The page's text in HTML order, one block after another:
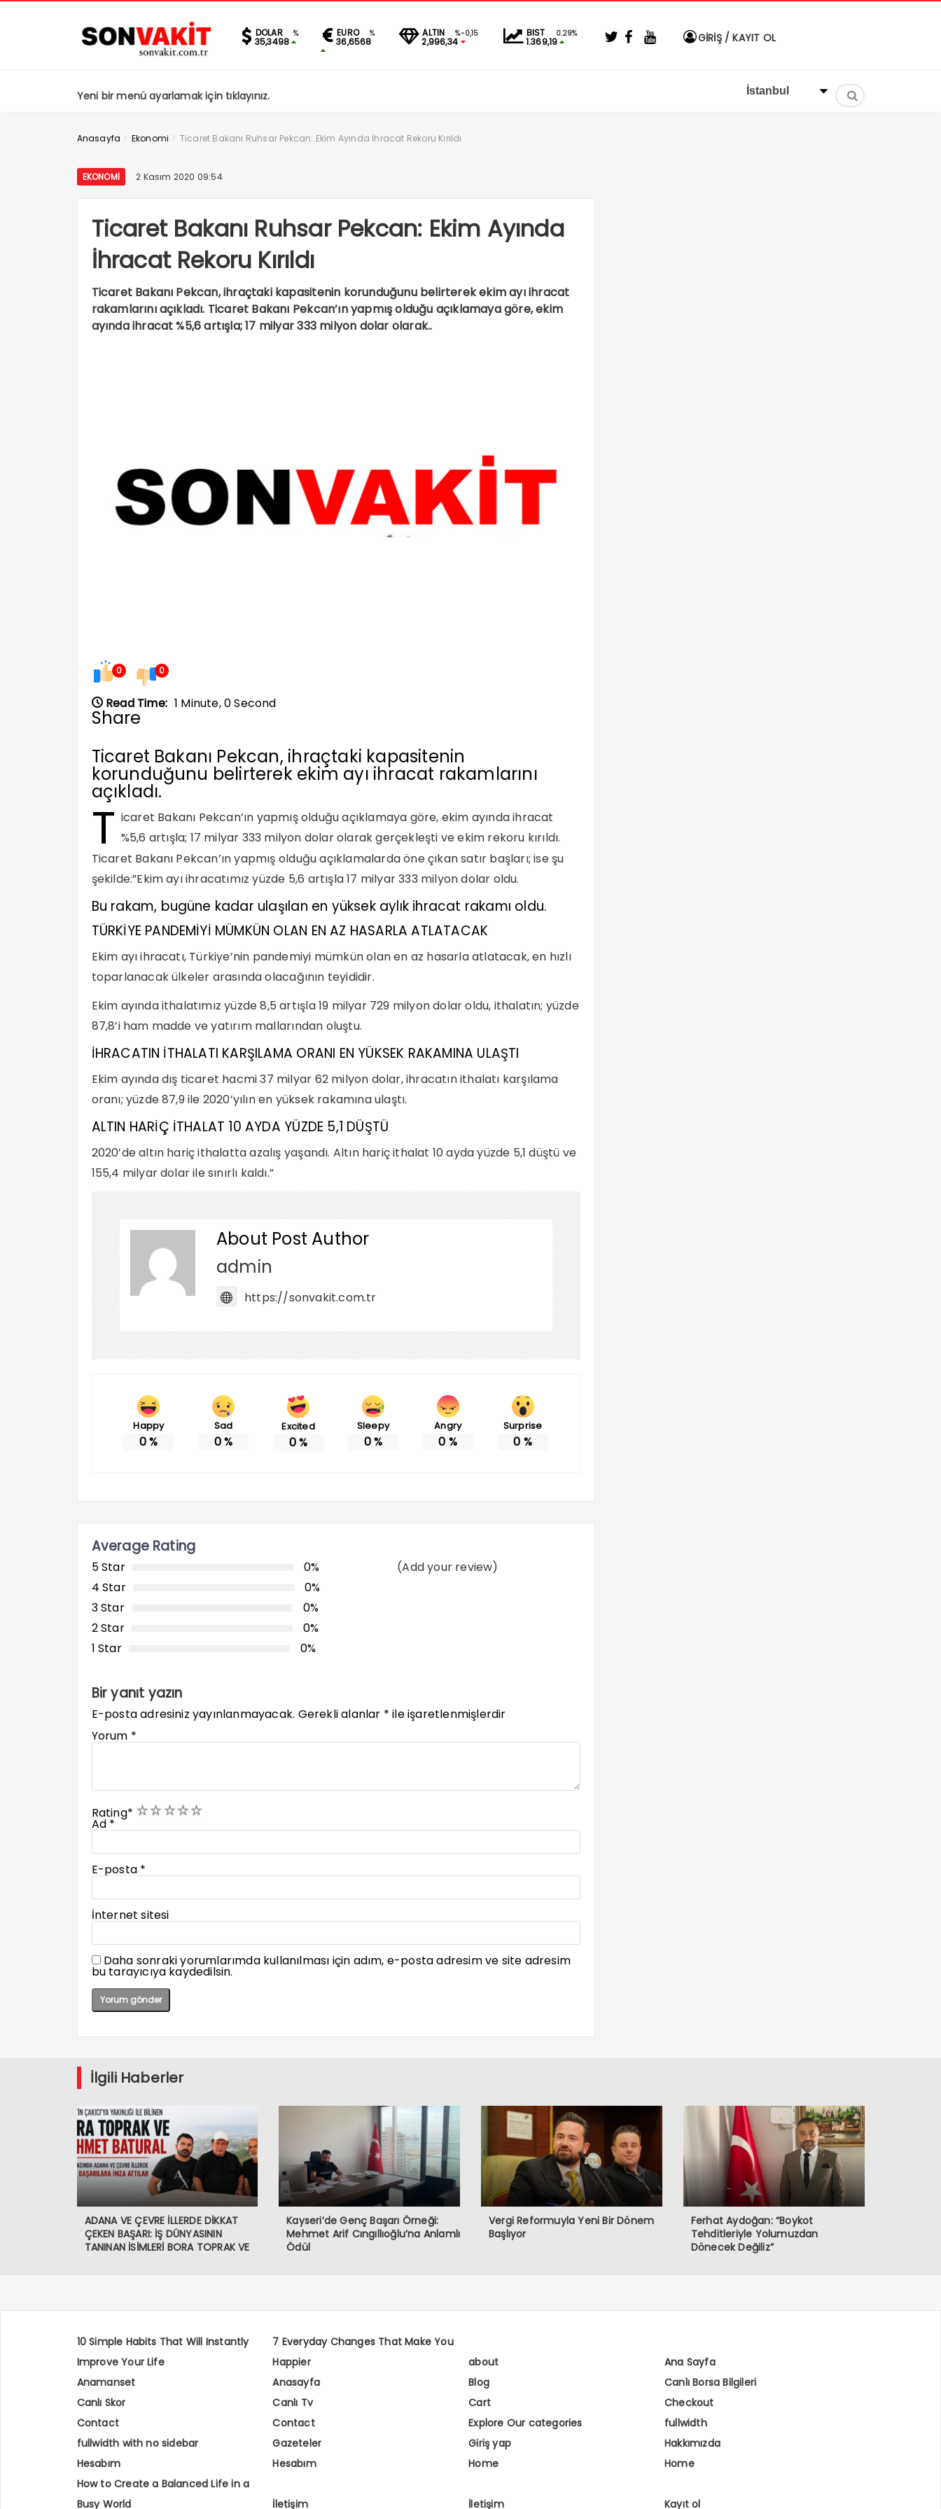
DOLAR %
35,3498
EURO %
36,6568
ALTIN %-0,15
2,996,34
BIST 0.29%
1.369,19 GİRİŞ / KAYIT OL
Yeni bir menü ayarlamak için tıklayınız.
Anasayfa > Ekonomi > Ticaret Bakanı Ruhsar Pekcan: Ekim Ayında İhracat Rekoru Kırıldı
EKONOMI 2 Kasım 2020 09:54
Ticaret Bakanı Ruhsar Pekcan: Ekim Ayında
İhracat Rekoru Kırıldı
Ticaret Bakanı Pekcan, ihraçtaki kapasitenin korunduğunu belirterek ekim ayı ihracat
rakamlarını açıkladı. Ticaret Bakanı Pekcan’ın yapmış olduğu açıklamaya göre, ekim
ayında ihracat %5,6 artışla; 17 milyar 333 milyon dolar olarak..
0 0
Read Time: 1 Minute, 0 Second
Share
Ticaret Bakanı Pekcan, ihraçtaki kapasitenin
korunduğunu belirterek ekim ayı ihracat rakamlarını
açıkladı.
T icaret Bakanı Pekcan’ın yapmış olduğu açıklamaya göre, ekim ayında ihracat
%5,6 artışla; 17 milyar 333 milyon dolar olarak gerçekleşti ve ekim rekoru kırıldı.
Ticaret Bakanı Pekcan’ın yapmış olduğu açıklamalarda öne çıkan satır başları; ise şu
şekilde:”Ekim ayı ihracatımız yüzde 5,6 artışla 17 milyar 333 milyon dolar oldu.
Bu rakam, bugüne kadar ulaşılan en yüksek aylık ihracat rakamı oldu.
TÜRKİYE PANDEMİYİ MÜMKÜN OLAN EN AZ HASARLA ATLATACAK
Ekim ayı ihracatı, Türkiye’nin pandemiyi mümkün olan en az hasarla atlatacak, en hızlı
toparlanacak ülkeler arasında olacağının teyididir.
Ekim ayında ithalatımız yüzde 8,5 artışla 19 milyar 729 milyon dolar oldu, ithalatın; yüzde
87,8’i ham madde ve yatırım mallarından oluştu.
İHRACATIN İTHALATI KARŞILAMA ORANI EN YÜKSEK RAKAMINA ULAŞTI
Ekim ayında dış ticaret hacmi 37 milyar 62 milyon dolar, ihracatın ithalatı karşılama
oranı; yüzde 87,9 ile 2020’yılın en yüksek rakamına ulaştı.
ALTIN HARİÇ İTHALAT 10 AYDA YÜZDE 5,1 DÜŞTÜ
2020’de altın hariç ithalatta azalış yaşandı. Altın hariç ithalat 10 ayda yüzde 5,1 düştü ve
155,4 milyar dolar ile sınırlı kaldı.”
About Post Author
admin
https://sonvakit.com.tr
Happy
0%
Sad
0%
Excited
0%
Sleepy
0%
Angry
0 %
Surprise
0 %
Average Rating
5 Star
0%
4 Star
0%
3 Star
0%
2 Star
0%
1 Star
0%
(Add your review)
Bir yanıt yazın
E-posta adresiniz yayınlanmayacak. Gerekli alanlar * ile işaretlenmişlerdir
Yorum *
Rating* 5
4
3
2
1
Ad *
E-posta *
İnternet sitesi
Daha sonraki yorumlarımda kullanılması için adım, e-posta adresim ve site adresim
bu tarayıcıya kaydedilsin.
İlgili Haberler
ADANA VE ÇEVRE İLLERDE DİKKAT
ÇEKEN BAŞARI: İŞ DÜNYASININ
TANINAN İSİMLERİ BORA TOPRAK VE
Kayseri’de Genç Başarı Örneği:
Mehmet Arif Cıngıllıoğlu’na Anlamlı
Ödül
Vergi Reformuyla Yeni Bir Dönem
Başlıyor
Ferhat Aydoğan: “Boykot
Tehditleriyle Yolumuzdan
Dönecek Değiliz”
10 Simple Habits That Will Instantly
Improve Your Life
7 Everyday Changes That Make You
Happier
about
Ana Sayfa
Anamanset
Anasayfa Blog
Canlı Borsa Bilgileri
Canlı Skor
Canlı Tv Cart
Checkout
Contact
Contact Explore Our categories
fullwidth
fullwidth with no sidebar
Gazeteler Giriş yap
Hakkımızda
Hesabım
Hesabım Home
Home
How to Create a Balanced Life in a
Busy World
İletişim İletişim Kayıt ol